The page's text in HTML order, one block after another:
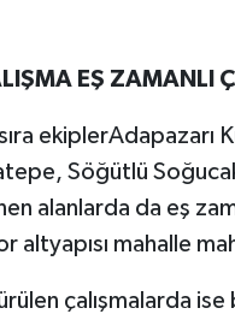
EŞ ZAMANLI
sıra
Söğütlü
alanlarda da eş
altyapısı mahalle
çalışmalarda